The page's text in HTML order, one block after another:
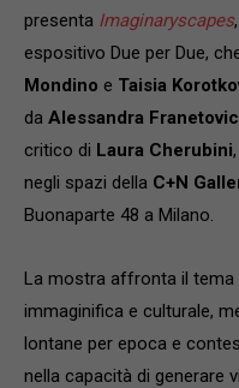
presenta Imaginaryscapes
espositivo Due per Due,
Mondino e Taisia
da Alessandra
critico di Laura Cherubini
negli spazi della C+N
Buonaparte 48 a Milano.
La mostra affronta il
immaginifica e culturale,
lontane per epoca e
nella capacità di generare